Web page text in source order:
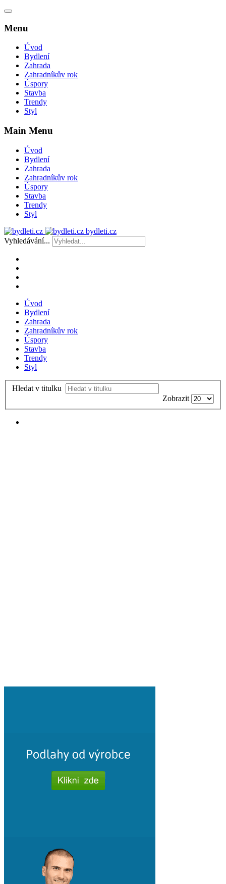
Menu
Úvod
Bydlení
Zahrada
Zahradníkův rok
Úspory
Stavba
Trendy
Styl
Main Menu
Úvod
Bydlení
Zahrada
Zahradníkův rok
Úspory
Stavba
Trendy
Styl
bydleti.cz
Vyhledávání...
Úvod
Bydlení
Zahrada
Zahradníkův rok
Úspory
Stavba
Trendy
Styl
Hledat v titulku
Zobrazit